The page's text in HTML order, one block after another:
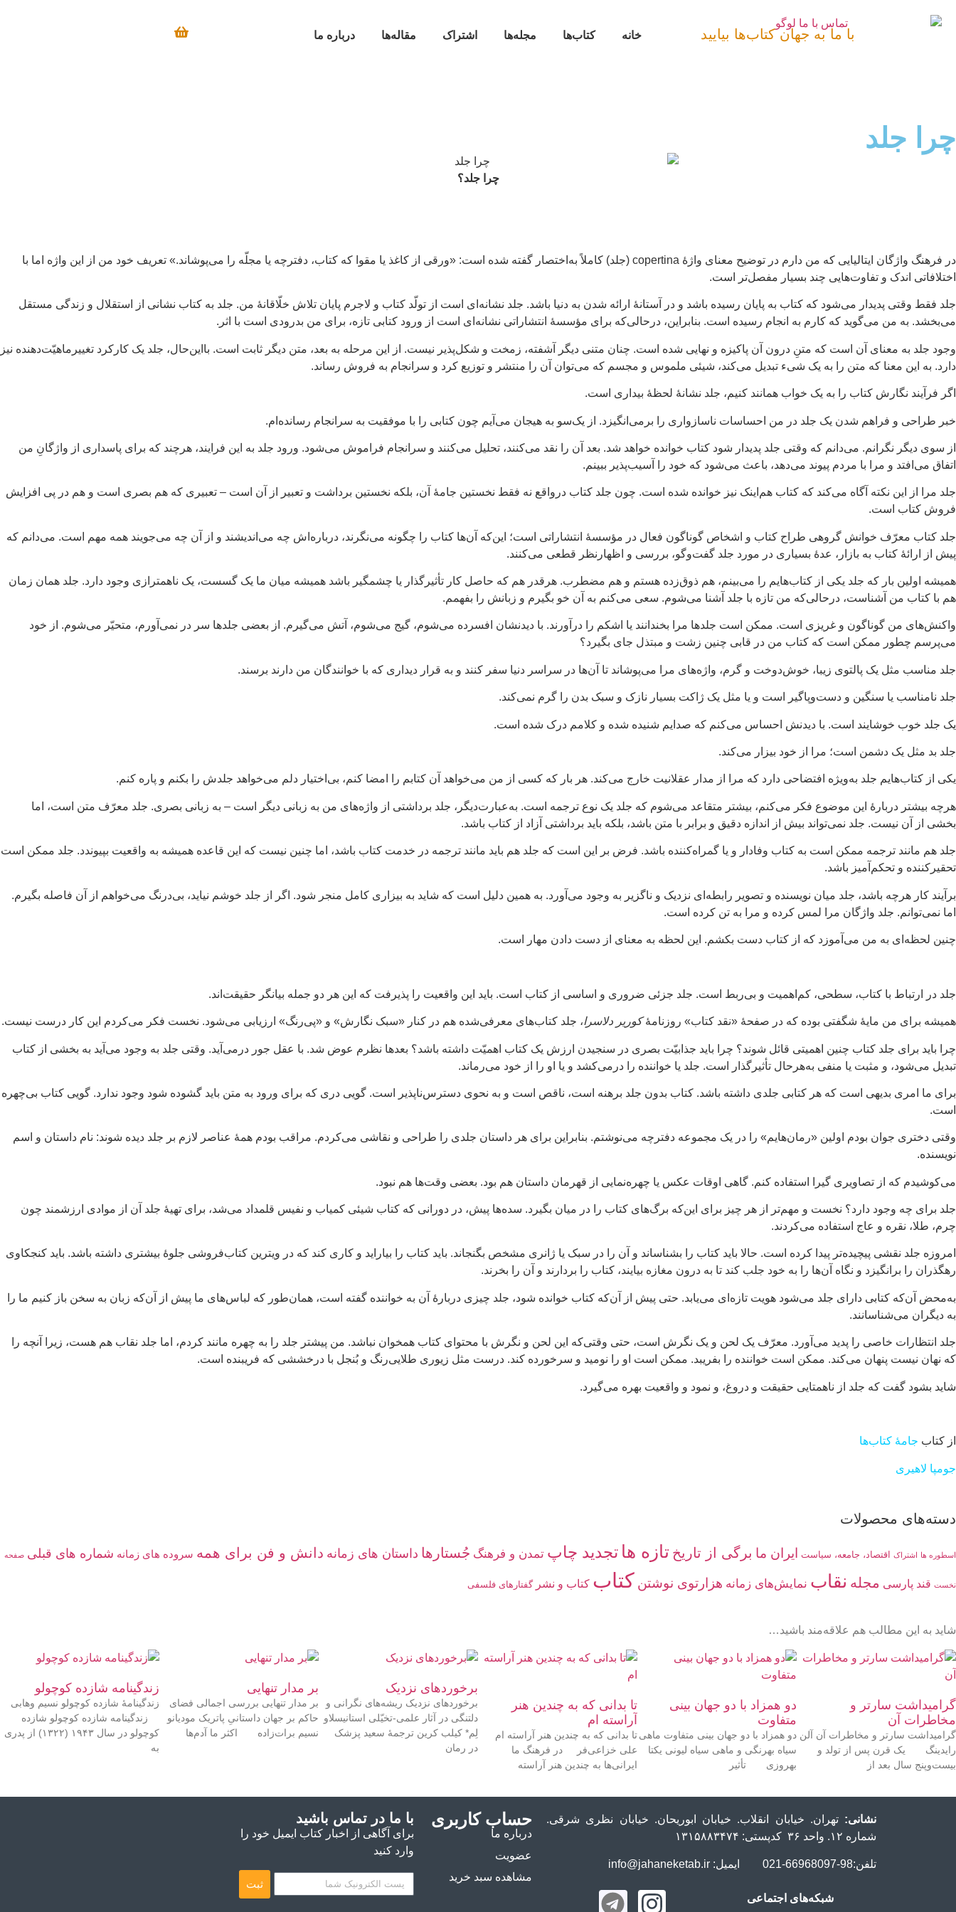
با ما به جهان کتاب‌ها بیایید خانه کتاب‌ها مجله‌ها اشتراک مقاله‌ها درباره ما
چرا جلد
چرا جلد؟
در فرهنگ واژگان ایتالیایی که من دارم در توضیح معنای واژهٔ copertina (جلد) کاملاً به‌اختصار گفته شده است: «ورقی از کاغذ یا مقوا که کتاب، دفترچه یا مجلّه را می‌پوشاند.» تعریف خود من از این واژه اما با
اختلافاتی اندک و تفاوت‌هایی چند بسیار مفصل‌تر است.
جلد فقط وقتی پدیدار می‌شود که کتاب به پایان رسیده باشد و در آستانهٔ ارائه شدن به دنیا باشد. جلد نشانه‌ای است از تولّد کتاب و لاجرم پایان تلاش خلّاقانهٔ من. جلد به کتاب نشانی از استقلال و زندگی مستقل
می‌بخشد. به من می‌گوید که کارم به انجام رسیده است. بنابراین، درحالی‌که برای مؤسسهٔ انتشاراتی نشانه‌ای است از ورود کتابی تازه، برای من بدرودی است با اثر.
وجود جلد به معنای آن است که متنِ درون آن پاکیزه و نهایی شده است. چنان متنی دیگر آشفته، زمخت و شکل‌پذیر نیست. از این مرحله به بعد، متن دیگر ثابت است. بااین‌حال، جلد یک کارکرد تغییرماهیّت‌دهنده نیز
دارد. به این معنا که متن را به یک شی‌ء تبدیل می‌کند، شیئی ملموس و مجسم که می‌توان آن را منتشر و توزیع کرد و سرانجام به فروش رساند.
اگر فرآیند نگارش کتاب را به یک خواب همانند کنیم، جلد نشانهٔ لحظهٔ بیداری است.
خبر طراحی و فراهم شدن یک جلد در من احساسات ناسازواری را برمی‌انگیزد. از یک‌سو به هیجان می‌آیم چون کتابی را با موفقیت به سرانجام رسانده‌ام.
از سوی دیگر نگرانم. می‌دانم که وقتی جلد پدیدار شود کتاب خوانده خواهد شد. بعد آن را نقد می‌کنند، تحلیل می‌کنند و سرانجام فراموش می‌شود. ورود جلد به این فرایند، هرچند که برای پاسداری از واژگانِ من
اتفاق می‌افتد و مرا با مردم پیوند می‌دهد، باعث می‌شود که خود را آسیب‌پذیر ببینم.
جلد مرا از این نکته آگاه می‌کند که کتاب هم‌اینک نیز خوانده شده است. چون جلد کتاب درواقع نه‌ فقط نخستین جامهٔ آن، بلکه نخستین برداشت و تعبیر از آن است – تعبیری که هم بصری است و هم در پی افزایش
فروش کتاب است.
جلد کتاب معرّف خوانش گروهی طراح کتاب و اشخاص گوناگون فعال در مؤسسهٔ انتشاراتی است؛ این‌که آن‌ها کتاب را چگونه می‌نگرند، درباره‌اش چه می‌اندیشند و از آن چه می‌جویند همه مهم است. می‌دانم که
پیش از ارائهٔ کتاب به بازار، عدهٔ بسیاری در مورد جلد گفت‌وگو، بررسی و اظهارنظر قطعی می‌کنند.
همیشه اولین بار که جلد یکی از کتاب‌هایم را می‌بینم، هم ذوق‌زده هستم و هم مضطرب. هرقدر هم که حاصل کار تأثیرگذار یا چشمگیر باشد همیشه میان ما یک گسست، یک ناهمترازی وجود دارد. جلد همان زمان
هم با کتاب من آشناست، درحالی‌که من تازه با جلد آشنا می‌شوم. سعی می‌کنم به آن خو بگیرم و زبانش را بفهمم.
واکنش‌های من گوناگون و غریزی است. ممکن است جلدها مرا بخندانند یا اشکم را درآورند. با دیدنشان افسرده می‌شوم، گیج می‌شوم، آتش می‌گیرم. از بعضی جلدها سر در نمی‌آورم، متحیّر می‌شوم. از خود
می‌پرسم چطور ممکن است که کتاب من در قابی چنین زشت و مبتذل جای بگیرد؟
جلد مناسب مثل یک پالتوی زیبا، خوش‌دوخت و گرم، واژه‌های مرا می‌پوشاند تا آن‌ها در سراسر دنیا سفر کنند و به قرار دیداری که با خوانندگان من دارند برسند.
جلد نامناسب یا سنگین و دست‌وپاگیر است و یا مثل یک ژاکت بسیار نازک و سبک بدن را گرم نمی‌کند.
یک جلد خوب خوشایند است. با دیدنش احساس می‌کنم که صدایم شنیده شده و کلامم درک شده است.
جلد بد مثل یک دشمن است؛ مرا از خود بیزار می‌کند.
یکی از کتاب‌هایم جلد به‌ویژه افتضاحی دارد که مرا از مدار عقلانیت خارج می‌کند. هر بار که کسی از من می‌خواهد آن کتابم را امضا کنم، بی‌اختیار دلم می‌خواهد جلدش را بکنم و پاره کنم.
هرچه بیشتر دربارهٔ این موضوع فکر می‌کنم، بیشتر متقاعد می‌شوم که جلد یک نوع ترجمه است. به‌عبارت‌دیگر، جلد برداشتی از واژه‌های من به زبانی دیگر است – به زبانی بصری. جلد معرّف متن است، اما
بخشی از آن نیست. جلد نمی‌تواند بیش ‌از اندازه دقیق و برابر با متن باشد، بلکه باید برداشتی آزاد از کتاب باشد.
جلد هم مانند ترجمه ممکن است به کتاب وفادار و یا گمراه‌کننده باشد. فرض بر این است که جلد هم باید مانند ترجمه در خدمت کتاب باشد، اما چنین نیست که این قاعده همیشه به واقعیت بپیوندد. جلد ممکن است
تحقیرکننده و تحکم‌آمیز باشد.
برآیند کار هرچه باشد، جلد میان نویسنده و تصویر رابطه‌ای نزدیک و ناگزیر به وجود می‌آورد. به همین دلیل است که شاید به بیزاری کامل منجر شود. اگر از جلد خوشم نیاید، بی‌درنگ می‌خواهم از آن فاصله بگیرم.
اما نمی‌توانم. جلد واژگان مرا لمس کرده و مرا به تن کرده است.
چنین لحظه‌ای به من می‌آموزد که از کتاب دست بکشم. این لحظه به معنای از دست دادن مهار است.
جلد در ارتباط با کتاب، سطحی، کم‌اهمیت و بی‌ربط است. جلد جزئی ضروری و اساسی از کتاب است. باید این واقعیت را پذیرفت که این هر دو جمله بیانگر حقیقت‌اند.
همیشه برای من مایهٔ شگفتی بوده که در صفحهٔ «نقد کتاب» روزنامهٔکوریر دلاسرا، جلد کتاب‌های معرفی‌شده هم در کنار «سبک نگارش» و «پی‌رنگ» ارزیابی می‌شود. نخست فکر می‌کردم این کار درست نیست.
چرا باید برای جلد کتاب چنین اهمیتی قائل شوند؟ چرا باید جذابیّت بصری در سنجیدن ارزش یک کتاب اهمیّت داشته باشد؟ بعدها نظرم عوض شد. با عقل جور درمی‌آید. وقتی جلد به وجود می‌آید به بخشی از کتاب
تبدیل می‌شود، و مثبت یا منفی به‌هرحال تأثیرگذار است. جلد یا خواننده را درمی‌کشد و یا او را از خود می‌رماند.
برای ما امری بدیهی است که هر کتابی جلدی داشته باشد. کتاب بدون جلد برهنه است، ناقص است و به نحوی دسترس‌ناپذیر است. گویی دری که برای ورود به متن باید گشوده شود وجود ندارد. گویی کتاب بی‌چهره
است.
وقتی دختری جوان بودم اولین «رمان‌هایم» را در یک مجموعه دفترچه می‌نوشتم. بنابراین برای هر داستان جلدی را طراحی و نقاشی می‌کردم. مراقب بودم همهٔ عناصر لازم بر جلد دیده شوند: نام داستان و اسم
نویسنده.
می‌کوشیدم که از تصاویری گیرا استفاده کنم. گاهی اوقات عکس یا چهره‌نمایی از قهرمان داستان هم بود. بعضی وقت‌ها هم نبود.
جلد برای چه وجود دارد؟ نخست و مهم‌تر از هر چیز برای این‌که برگ‌های کتاب را در میان بگیرد. سده‌ها پیش، در دورانی که کتاب شیئی کمیاب و نفیس قلمداد می‌شد، برای تهیهٔ جلد آن از موادی ارزشمند چون
چرم، طلا، نقره و عاج استفاده می‌کردند.
امروزه جلد نقشی پیچیده‌تر پیدا کرده است. حالا باید کتاب را بشناساند و آن را در سبک یا ژانری مشخص بگنجاند. باید کتاب را بیاراید و کاری کند که در ویترین کتاب‌فروشی جلوهٔ بیشتری داشته باشد. باید کنجکاوی
رهگذران را برانگیزد و نگاه آن‌ها را به خود جلب کند تا به درون مغازه بیایند، کتاب را بردارند و آن را بخرند.
به‌محض آن‌که کتابی دارای جلد می‌شود هویت تازه‌ای می‌یابد. حتی پیش از آن‌که کتاب خوانده شود، جلد چیزی دربارهٔ آن به خواننده گفته است، همان‌طور که لباس‌های ما پیش از آن‌که زبان به سخن باز کنیم ما را
به دیگران می‌شناسانند.
جلد انتظارات خاصی را پدید می‌آورد. معرّف یک لحن و یک نگرش است، حتی وقتی‌که این لحن و نگرش با محتوای کتاب همخوان نباشد. من پیشتر جلد را به چهره مانند کردم، اما جلد نقاب هم هست، زیرا آنچه را
که نهان نیست پنهان می‌کند. ممکن است خواننده را بفریبد. ممکن است او را نومید و سرخورده کند. درست مثل زیوری طلایی‌رنگ و بُنجل با درخششی که فریبنده است.
شاید بشود گفت که جلد از ناهمتایی حقیقت و دروغ، و نمود و واقعیت بهره می‌گیرد.
از کتاب جامۀ کتاب‌ها
جومپا لاهیری
دسته‌های محصولات
اسطوره ها اشتراک اقتصاد، جامعه، سیاست ایران ما برگی از تاریخ تازه ها تجدید چاپ تمدن و فرهنگ جُستارها داستان های زمانه دانش‌ و ‌فن‌ براى همه سروده ‏هاى زمانه شماره های قبلی صفحه
نخست قند پارسی مجله نقاب نمایش‌های زمانه هزارتوی نوشتن کتاب کتاب و نشر گفتارهاى فلسفى
شاید به این مطالب هم علاقه‌مند باشید…
گرامیداشت سارتر و
مخاطرات آن
گرامیداشت سارتر و مخاطرات آن آلن
رایدینگ یک قرن پس از تولد و
بیست‌وپنج سال بعد از
دو همزاد با دو جهان‌ بینی
متفاوت
دو همزاد با دو جهان‌ بینی متفاوت ماهی‌
سیاه بهرنگی و ماهی‌ سیاه لیونی یکتا
بهروزی تأثیر
تا بدانی که به چندین هنر
آراسته‌ ام
تا بدانی که به چندین هنر آراسته‌ ام
علی خزاعی‌فر در فرهنگ ما
ایرانی‌ها به چندین هنر آراسته
برخوردهای نزدیک
برخوردهای نزدیک ریشه‌های نگرانی و
دلتنگی در آثار علمی-تخیّلی استانیسلاو
لِم* کیلب کرین ترجمۀ سعید پزشک
در رمان
بر مدار تنهایی
بر مدار تنهایی بررسی اجمالی فضای
حاکم بر جهان داستانیِ پاتریک مودیانو
نسیم برات‌زاده اکثر ما آدم‌ها
زندگینامه شازده‌ کوچولو
زندگینامۀ شازده‌ کوچولو نسیم وهابی
زندگینامه شازده‌ کوچولو شازده
کوچولو در سال ۱۹۴۳ (۱۳۲۲) از پدری
به
نشانی: تهران. خیابان انقلاب. خیابان ابوریحان. خیابان نظری شرقی.
شماره ۱۲. واحد ۳۶ کدپستی: ۱۳۱۵۸۸۳۴۷۴
تلفن:98-66968097-021 ایمیل: info@jahaneketab.ir
شبکه‌های اجتماعی
حساب کاربری
درباره ما
عضویت
مشاهده سبد خرید
با ما در تماس باشید
برای آگاهی از اخبار کتاب ایمیل خود را
وارد کنید
ثبت